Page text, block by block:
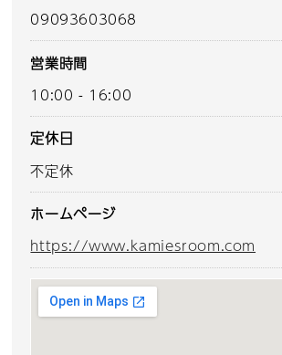
09093603068
営業時間
10:00 - 16:00
定休日
不定休
ホームページ
https://www.kamiesroom.com